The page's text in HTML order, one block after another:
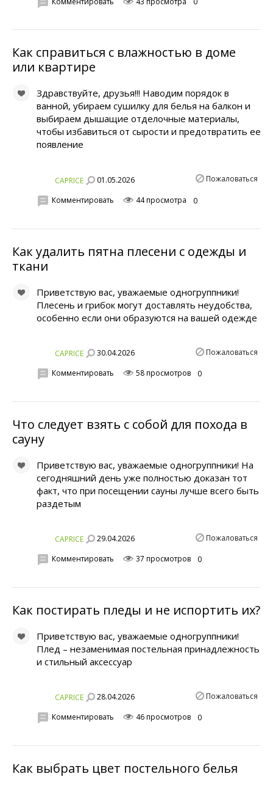
Как справиться с влажностью в доме
или квартире
Здравствуйте, друзья!!! Наводим порядок в
ванной, убираем сушилку для белья на балкон и
выбираем дышащие отделочные материалы,
чтобы избавиться от сырости и предотвратить ее
появление
CAPRICE 01.05.2026 Пожаловаться
Комментировать 44 просмотра 0
Как удалить пятна плесени с одежды и
ткани
Приветствую вас, уважаемые одногруппники!
Плесень и грибок могут доставлять неудобства,
особенно если они образуются на вашей одежде
CAPRICE 30.04.2026 Пожаловаться
Комментировать 58 просмотров 0
Что следует взять с собой для похода в
сауну
Приветствую вас, уважаемые одногруппники! На
сегодняшний день уже полностью доказан тот
факт, что при посещении сауны лучше всего быть
раздетым
CAPRICE 29.04.2026 Пожаловаться
Комментировать 37 просмотров 0
Как постирать пледы и не испортить их?
Приветствую вас, уважаемые одногруппники!
Плед – незаменимая постельная принадлежность
и стильный аксессуар
CAPRICE 28.04.2026 Пожаловаться
Комментировать 46 просмотров 0
Как выбрать цвет постельного белья